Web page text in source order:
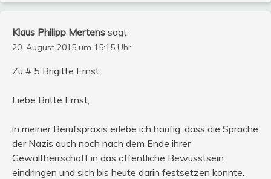
Klaus Philipp Mertens sagt:
20. August 2015 um 15:15 Uhr
Zu # 5 Brigitte Ernst
Liebe Britte Ernst,
in meiner Berufspraxis erlebe ich häufig, dass die Sprache
der Nazis auch noch nach dem Ende ihrer
Gewaltherrschaft in das öffentliche Bewusstsein
eindringen und sich bis heute darin festsetzen konnte.